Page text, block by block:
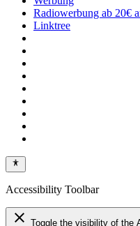
Radiowerbung ab 20€
Linktree
Accessibility Toolbar
close Toggle the visibility of the